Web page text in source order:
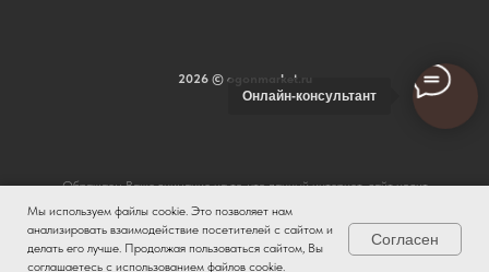
Мы используем файлы cookie. Это позволяет нам
анализировать взаимодействие посетителей с сайтом и
делать его лучше. Продолжая пользоваться сайтом, Вы
соглашаетесь с использованием файлов cookie.
Согласен
2026 © ogonmarket.ru
Обращаем Ваше внимание на то, что данный интернет-сайт носит
исключительно информационный характер и ни при каких условиях не является
публичной офертой, определяемой положениями ч. 2 ст. 437 Гражданского
кодекса Российской Федерации. Для получения подробной информации о
стоимости и сроках выполнения услуг, пожалуйста, обращайтесь к сотрудникам
Онлайн-консультант